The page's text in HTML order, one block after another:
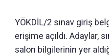
YÖKDİL/2 sınav giriş
erişime açıldı. Adaylar,
salon bilgilerinin yer